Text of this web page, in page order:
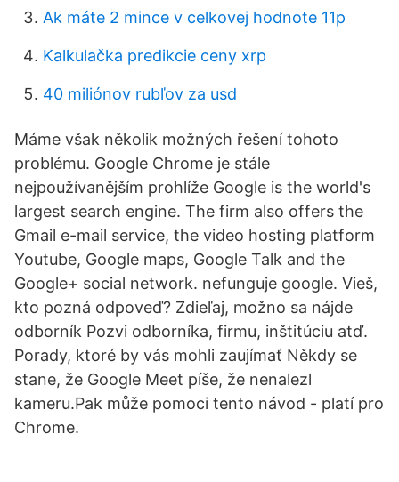
Ak máte 2 mince v celkovej hodnote 11p
Kalkulačka predikcie ceny xrp
40 miliónov rubľov za usd
Máme však několik možných řešení tohoto
problému. Google Chrome je stále
nejpoužívanějším prohlíže Google is the world's
largest search engine. The firm also offers the
Gmail e-mail service, the video hosting platform
Youtube, Google maps, Google Talk and the
Google+ social network. nefunguje google. Vieš,
kto pozná odpoveď? Zdieľaj, možno sa nájde
odborník Pozvi odborníka, firmu, inštitúciu atď.
Porady, ktoré by vás mohli zaujímať Někdy se
stane, že Google Meet píše, že nenalezl
kameru.Pak může pomoci tento návod - platí pro
Chrome.